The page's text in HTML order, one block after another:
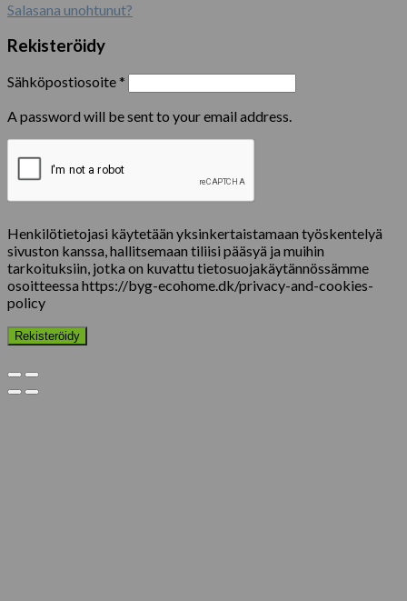
Salasana unohtunut?
Rekisteröidy
Sähköpostiosoite*
A password will be sent to your email address.
Henkilötietojasi käytetään yksinkertaistamaan työskentelyä
sivuston kanssa, hallitsemaan tiliisi pääsyä ja muihin
tarkoituksiin, jotka on kuvattu tietosuojakäytännössämme
osoitteessa https://byg-ecohome.dk/privacy-and-cookies-
policy
Rekisteröidy